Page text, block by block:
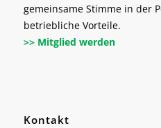
gemeinsame Stimme in der
betriebliche Vorteile.
>> Mitglied werden
Kontakt